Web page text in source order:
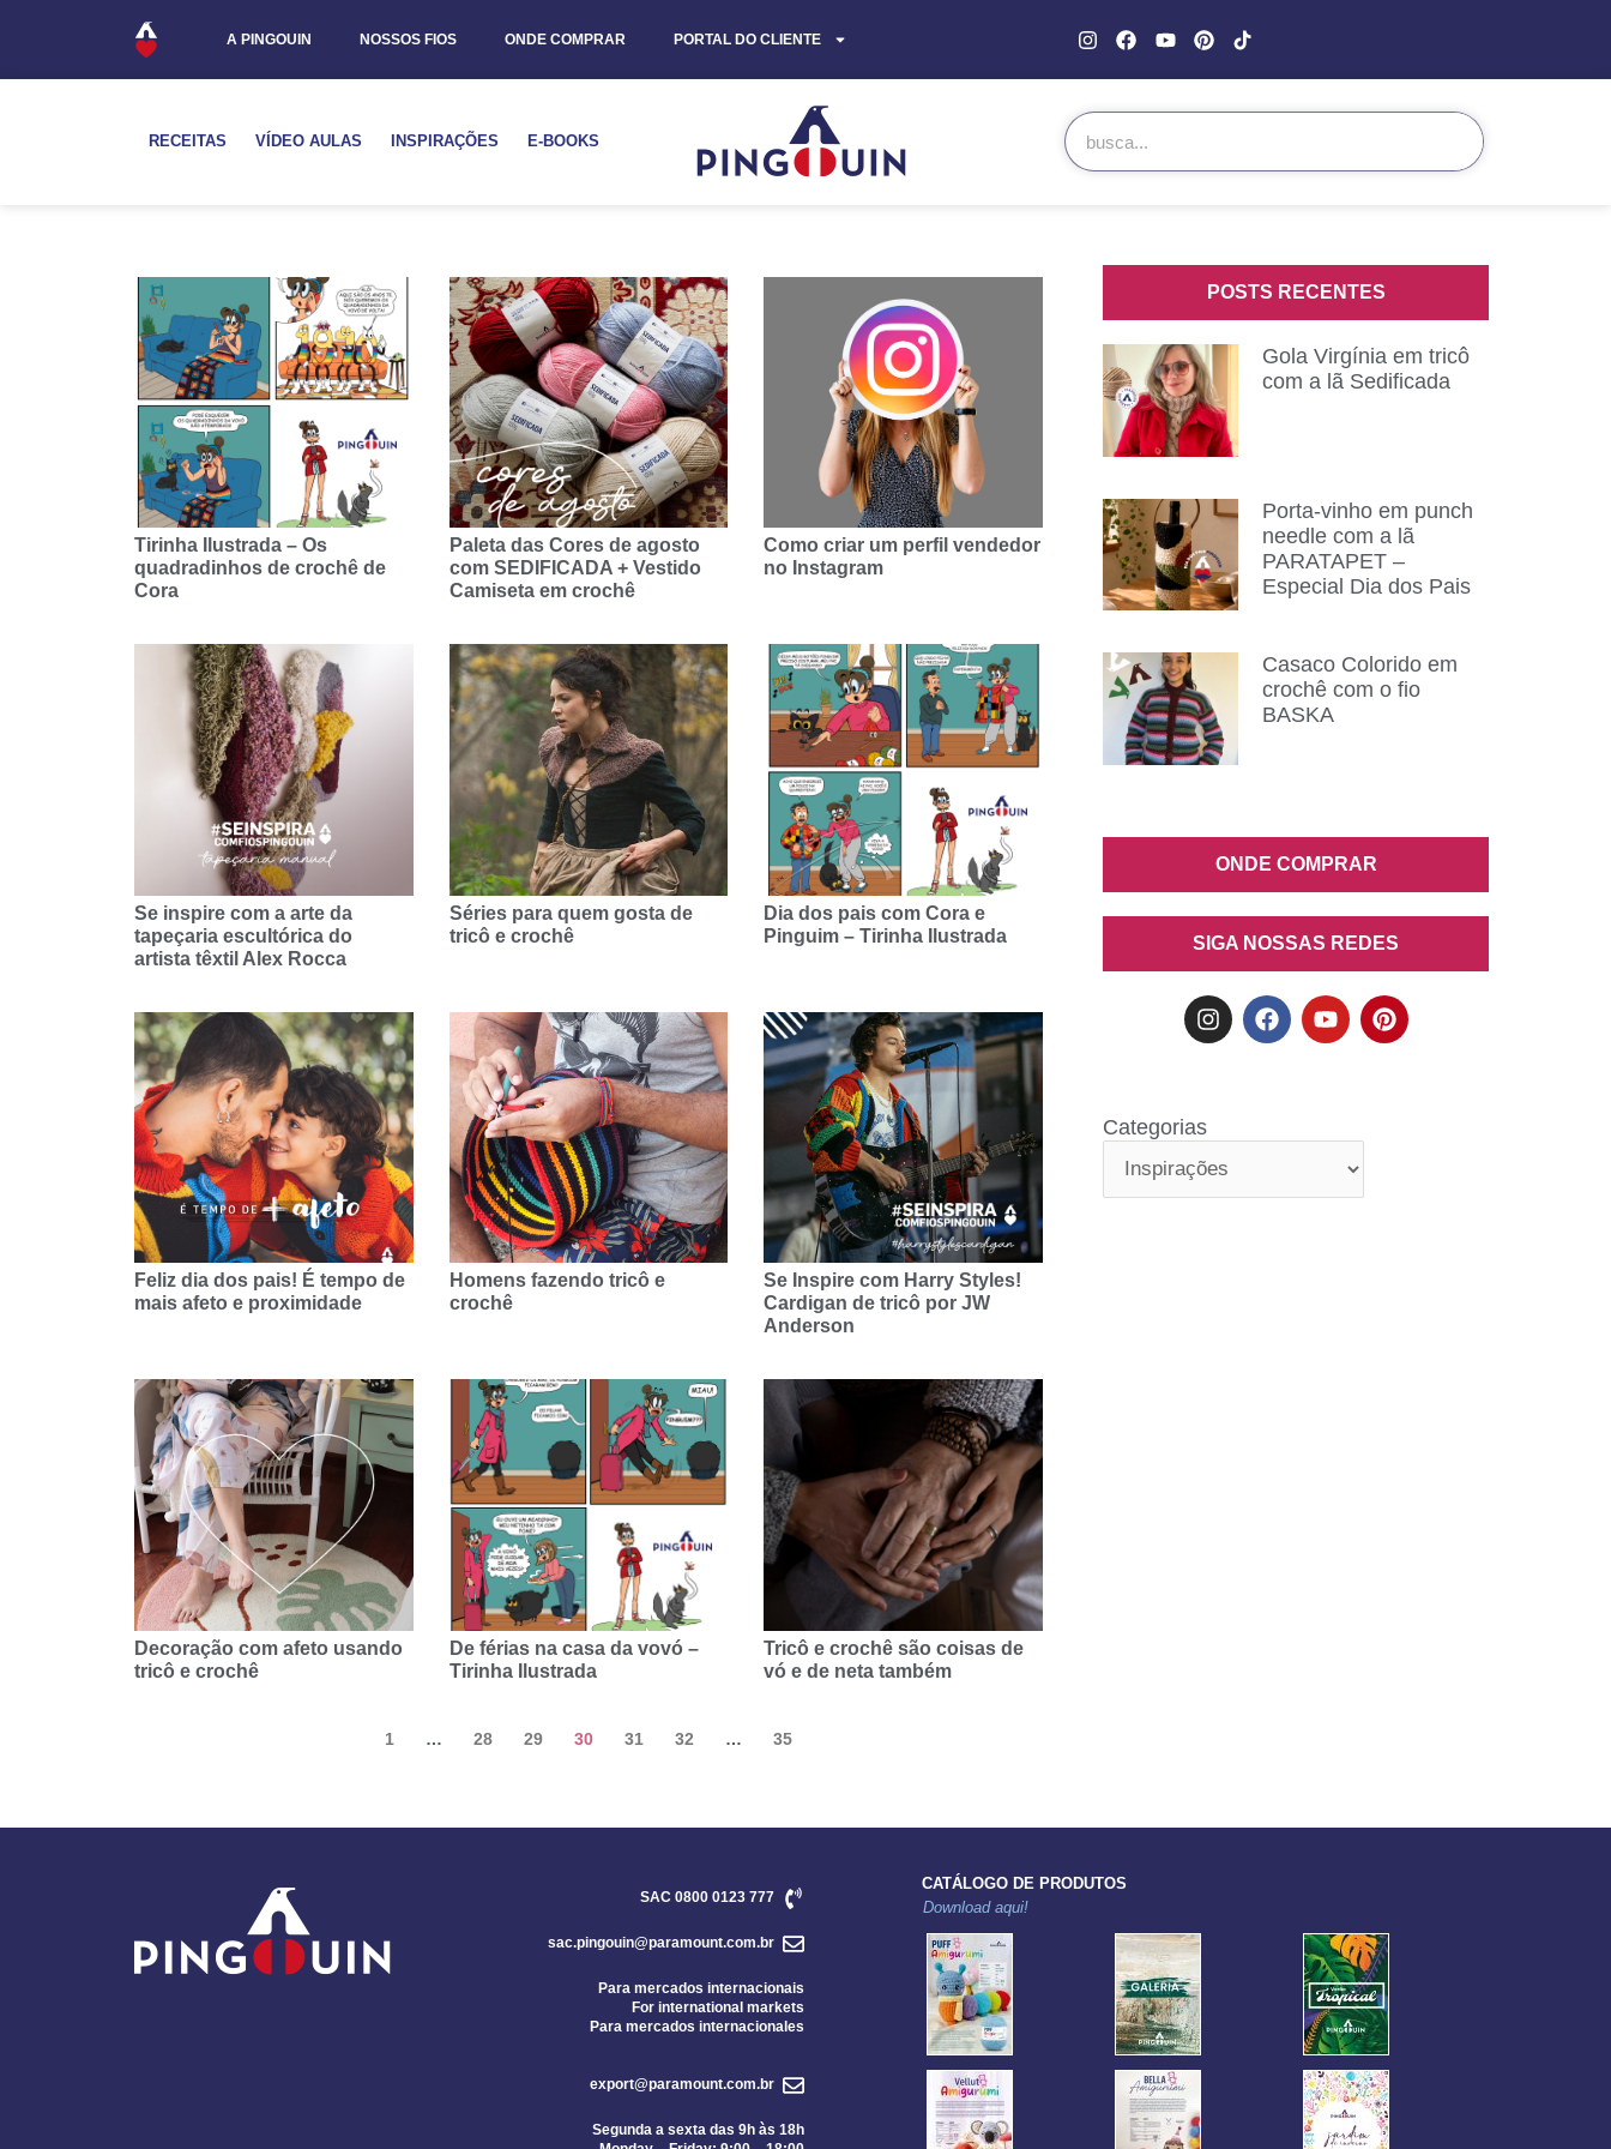
A PINGOUIN NOSSOS FIOS ONDE COMPRAR PORTAL DO CLIENTE
RECEITAS VÍDEO AULAS INSPIRAÇÕES E-BOOKS
Tirinha Ilustrada – Os
quadradinhos de crochê de
Cora
Paleta das Cores de agosto
com SEDIFICADA + Vestido
Camiseta em crochê
Como criar um perfil vendedor
no Instagram
Se inspire com a arte da
tapeçaria escultórica do
artista têxtil Alex Rocca
Séries para quem gosta de
tricô e crochê
Dia dos pais com Cora e
Pinguim – Tirinha Ilustrada
Feliz dia dos pais! É tempo de
mais afeto e proximidade
Homens fazendo tricô e
crochê
Se Inspire com Harry Styles!
Cardigan de tricô por JW
Anderson
Decoração com afeto usando
tricô e crochê
De férias na casa da vovó –
Tirinha Ilustrada
Tricô e crochê são coisas de
vó e de neta também
1 … 28 29 30 31 32 … 35
POSTS RECENTES
Gola Virgínia em tricô
com a lã Sedificada
Porta-vinho em punch
needle com a lã
PARATAPET –
Especial Dia dos Pais
Casaco Colorido em
crochê com o fio
BASKA
ONDE COMPRAR
SIGA NOSSAS REDES
Categorias
SAC 0800 0123 777
sac.pingouin@paramount.com.br
Para mercados internacionais
For international markets
Para mercados internacionales
export@paramount.com.br
Segunda a sexta das 9h às 18h
CATÁLOGO DE PRODUTOS
Download aqui!